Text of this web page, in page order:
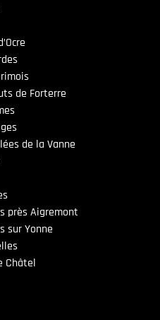
de Forterre
de la Vanne
près Aigremont
sur Yonne
Châtel